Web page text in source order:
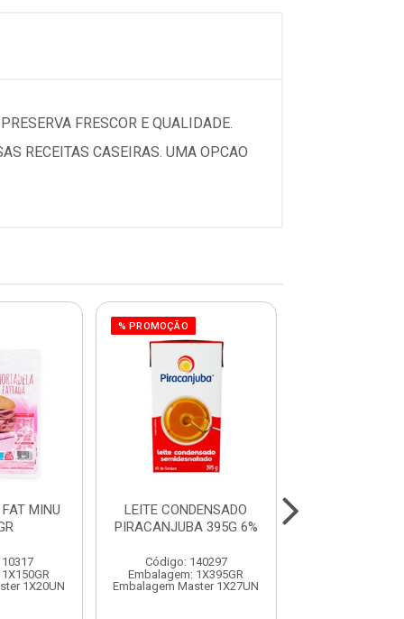
FRESCOR E QUALIDADE.
RECEITAS CASEIRAS. UMA OPCAO
MINU
1X20UN
% PROMOÇÃO
LEITE CONDENSADO
PIRACANJUBA 395G 6%
Código: 140297
Embalagem: 1X395GR
Embalagem Master 1X27UN